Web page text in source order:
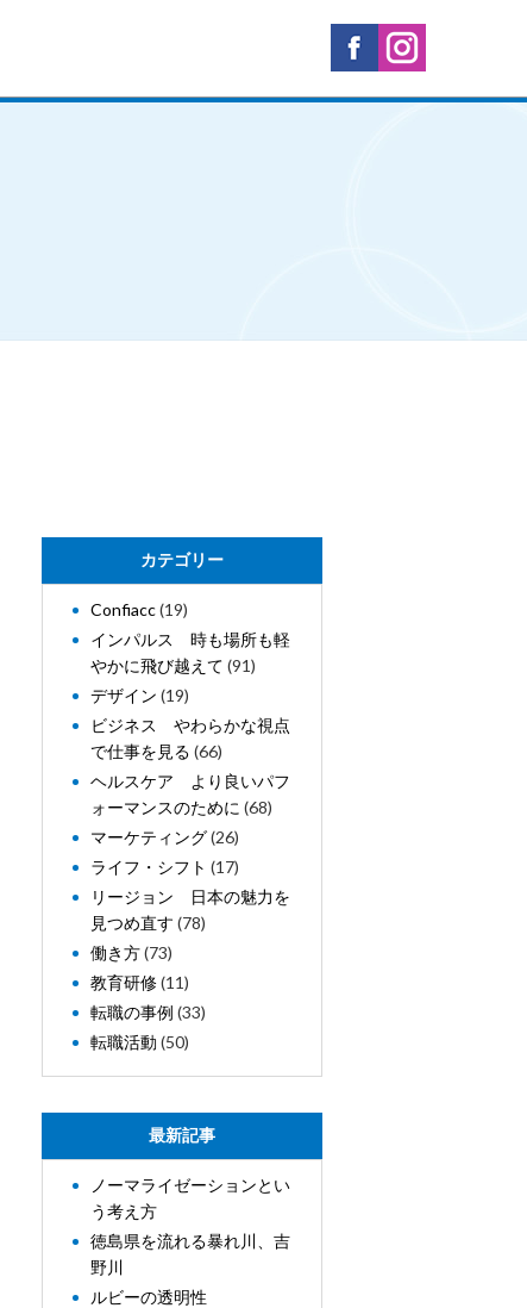
カテゴリー
Confiacc(19)
インパルス 時も場所も軽
やかに飛び越えて (91)
デザイン (19)
ビジネス やわらかな視点
で仕事を見る (66)
ヘルスケア より良いパフ
ォーマンスのために (68)
マーケティング(26)
ライフ・シフト (17)
リージョン 日本の魅力を
見つめ直す (78)
働き方(73)
教育研修(11)
転職の事例 (33)
転職活動 (50)
最新記事
ノーマライゼーションとい
う考え方
徳島県を流れる暴れ川、吉
野川
ルビーの透明性